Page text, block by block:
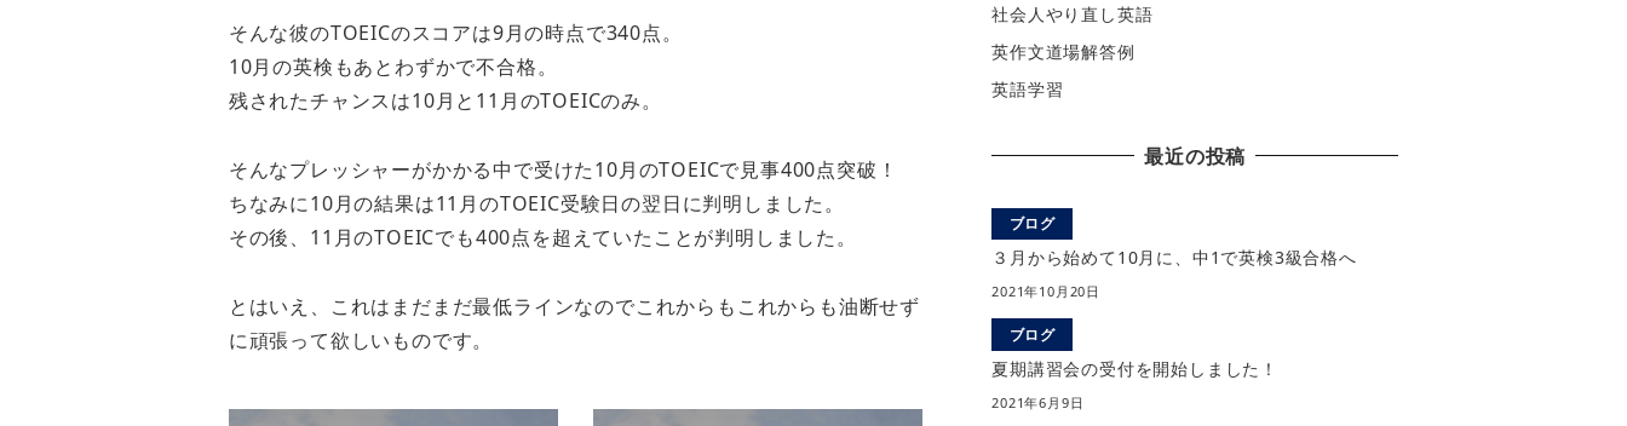
そんな彼のTOEICのスコアは9月の時点で340点。
10月の英検もあとわずかで不合格。
残されたチャンスは10月と11月のTOEICのみ。
そんなプレッシャーがかかる中で受けた10月のTOEICで見事400点突破！
ちなみに10月の結果は11月のTOEIC受験日の翌日に判明しました。
その後、11月のTOEICでも400点を超えていたことが判明しました。
とはいえ、これはまだまだ最低ラインなのでこれからもこれからも油断せず
に頑張って欲しいものです。
社会人やり直し英語
英作文道場解答例
英語学習
最近の投稿
ブログ
３月から始めて10月に、中1で英検3級合格へ
2021年10月20日
ブログ
夏期講習会の受付を開始しました！
2021年6月9日